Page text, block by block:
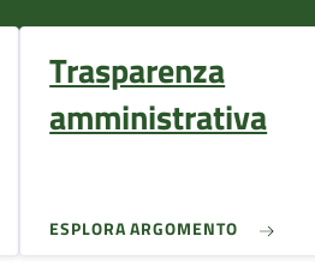
Trasparenza
amministrativa
ESPLORA ARGOMENTO